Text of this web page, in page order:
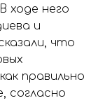
ходе него
и
что
правильно
согласно